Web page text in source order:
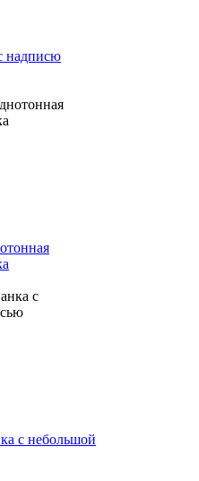
надписю
с небольшой